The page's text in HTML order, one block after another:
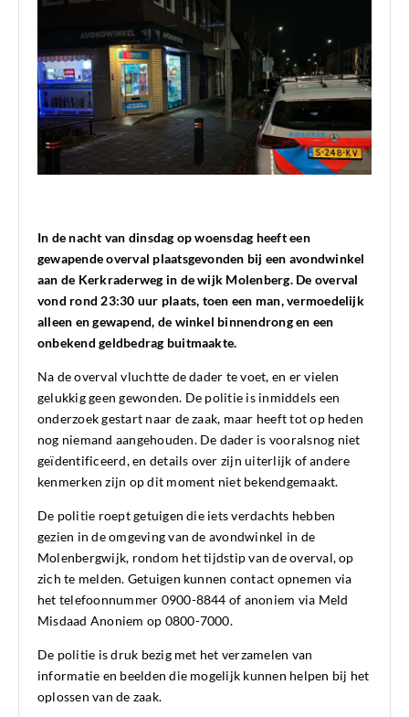
In de nacht van dinsdag op woensdag heeft een
gewapende overval plaatsgevonden bij een avondwinkel
aan de Kerkraderweg in de wijk Molenberg. De overval
vond rond 23:30 uur plaats, toen een man, vermoedelijk
alleen en gewapend, de winkel binnendrong en een
onbekend geldbedrag buitmaakte.
Na de overval vluchtte de dader te voet, en er vielen
gelukkig geen gewonden. De politie is inmiddels een
onderzoek gestart naar de zaak, maar heeft tot op heden
nog niemand aangehouden. De dader is vooralsnog niet
geïdentificeerd, en details over zijn uiterlijk of andere
kenmerken zijn op dit moment niet bekendgemaakt.
De politie roept getuigen die iets verdachts hebben
gezien in de omgeving van de avondwinkel in de
Molenbergwijk, rondom het tijdstip van de overval, op
zich te melden. Getuigen kunnen contact opnemen via
het telefoonnummer 0900-8844 of anoniem via Meld
Misdaad Anoniem op 0800-7000.
De politie is druk bezig met het verzamelen van
informatie en beelden die mogelijk kunnen helpen bij het
oplossen van de zaak.